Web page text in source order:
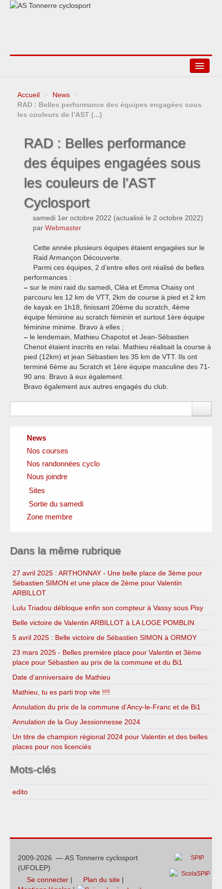
Agenda
Accueil > News
>
RAD : Belles performance des équipes engagées sous
les couleurs de l’AST (...)
RAD : Belles performance
des équipes engagées sous
les couleurs de l’AST
Cyclosport
samedi 1er octobre 2022 (actualisé le 2 octobre 2022)
par Webmaster
Cette année plusieurs équipes étaient engagées sur le
Raid Armançon Découverte.
Parmi ces équipes, 2 d’entre elles ont réalisé de belles
performances :
– sur le mini raid du samedi, Cléa et Emma Chaisy ont
parcouru les 12 km de VTT, 2km de course à pied et 2 km
de kayak en 1h18, finissant 20ème du scratch, 4ème
équipe féminine au scratch féminin et surtout 1ère équipe
féminine minime. Bravo à elles ;
– le lendemain, Mathieu Chapotot et Jean-Sébastien
Chenot étaient inscrits en relai. Mathieu réalisait la course à
pied (12km) et jean Sébastien les 35 km de VTT. Ils ont
terminé 6ème au Scratch et 1ère équipe masculine des 71-
90 ans. Bravo à eux également.
Bravo également aux autres engagés du club.
News
Nos courses
Nos randonnées cyclo
Nous joindre
Sites
Clubs amis
Fédérations officielles
Sortie du samedi
Circuits
Zone membre
Dans la même rubrique
27 avril 2025 : ARTHONNAY - Une belle place de 3ème pour
Sébastien SIMON et une place de 2ème pour Valentin
ARBILLOT
Lulu Triadou débloque enfin son compteur à Vassy sous Pisy
Belle victoire de Valentin ARBILLOT à LA LOGE POMBLIN
5 avril 2025 : Belle victoire de Sébastien SIMON à ORMOY
23 mars 2025 - Belles première place pour Valentin et 3ème
place pour Sébastien au prix de la commune et du Bi1
Date d’anniversaire de Mathieu
Mathieu, tu es parti trop vite !!!!
Annulation du prix de la commune d’Ancy-le-Franc et de Bi1
Annulation de la Guy Jessionnesse 2024
Un titre de champion régional 2024 pour Valentin et des belles
places pour nos licenciés
Mots-clés
edito
2009-2026 — AS Tonnerre cyclosport
(UFOLEP)
Se connecter | Plan du site |